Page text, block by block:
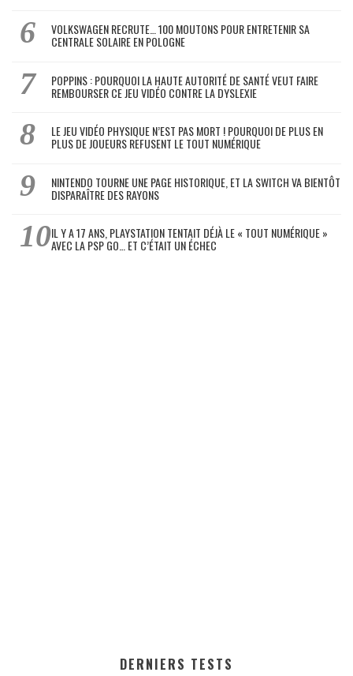
VOLKSWAGEN RECRUTE… 100 MOUTONS POUR ENTRETENIR SA
CENTRALE SOLAIRE EN POLOGNE
POPPINS : POURQUOI LA HAUTE AUTORITÉ DE SANTÉ VEUT FAIRE
REMBOURSER CE JEU VIDÉO CONTRE LA DYSLEXIE
LE JEU VIDÉO PHYSIQUE N’EST PAS MORT ! POURQUOI DE PLUS EN
PLUS DE JOUEURS REFUSENT LE TOUT NUMÉRIQUE
NINTENDO TOURNE UNE PAGE HISTORIQUE, ET LA SWITCH VA BIENTÔT
DISPARAÎTRE DES RAYONS
IL Y A 17 ANS, PLAYSTATION TENTAIT DÉJÀ LE « TOUT NUMÉRIQUE »
AVEC LA PSP GO… ET C’ÉTAIT UN ÉCHEC
DERNIERS TESTS